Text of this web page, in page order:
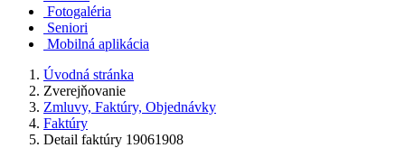
Fotogaléria
Seniori
Mobilná aplikácia
Úvodná stránka
Zverejňovanie
Zmluvy, Faktúry, Objednávky
Faktúry
Detail faktúry 19061908